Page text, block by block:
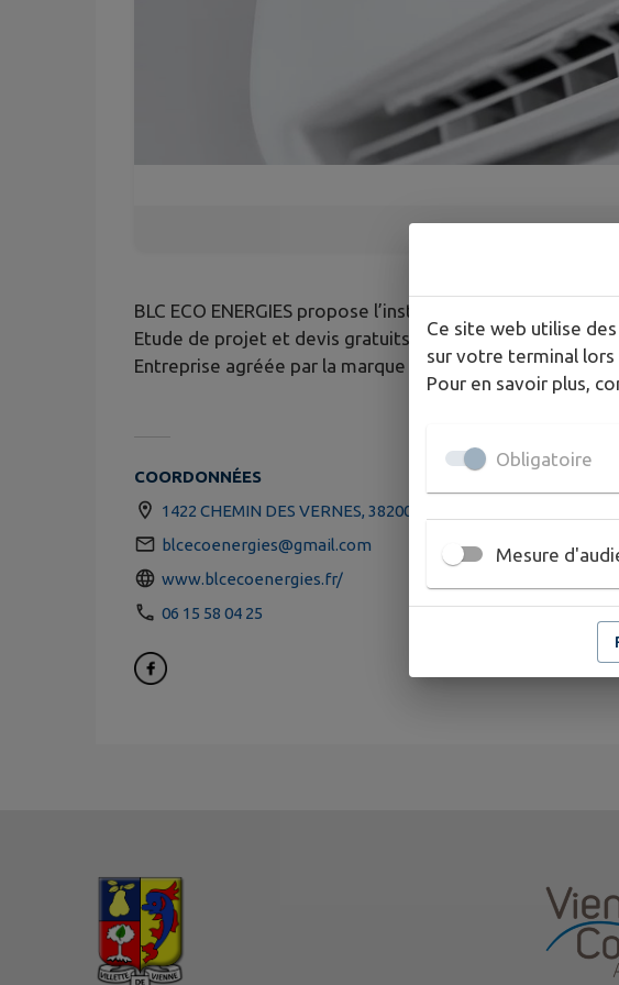
BLC ECO ENERGIES propose l’installation, l’entretien
Etude de projet et devis gratuits.
Entreprise agréée par la marque Atlantic.
COORDONNÉES
1422 CHEMIN DES VERNES, 38200 VILLETTE-DE-VIENNE
blcecoenergies@gmail.com
www.blcecoenergies.fr/
06 15 58 04 25
Ce site web utilise
sur votre terminal
Pour en savoir plus,
Obligatoire
Mesure